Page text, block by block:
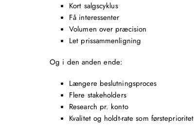
Kort salgscyklus
Få interessenter
Volumen over præcision
Let prissammenligning
Og i den anden ende:
Længere beslutningsproces
Flere stakeholders
Research pr. konto
Kvalitet og holdt-rate som førsteprioritet